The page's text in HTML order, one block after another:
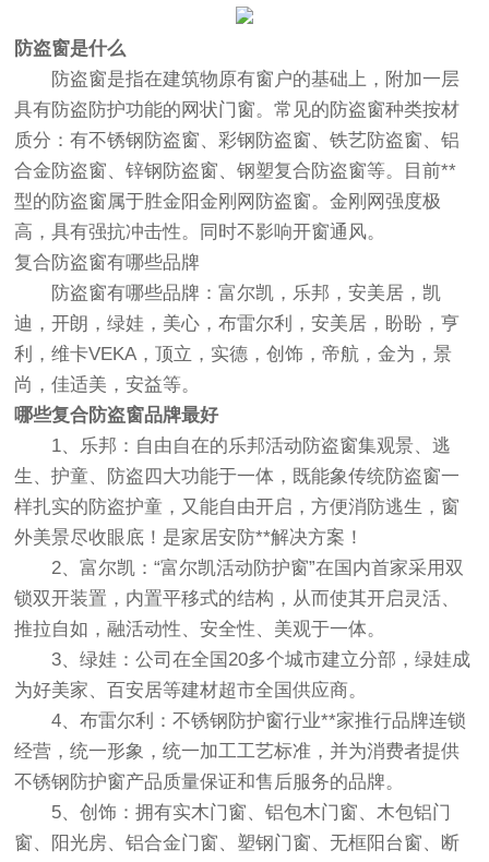
防盗窗是什么
防盗窗是指在建筑物原有窗户的基础上，附加一层
具有防盗防护功能的网状门窗。常见的防盗窗种类按材
质分：有不锈钢防盗窗、彩钢防盗窗、铁艺防盗窗、铝
合金防盗窗、锌钢防盗窗、钢塑复合防盗窗等。目前**
型的防盗窗属于胜金阳金刚网防盗窗。金刚网强度极
高，具有强抗冲击性。同时不影响开窗通风。
复合防盗窗有哪些品牌
防盗窗有哪些品牌：富尔凯，乐邦，安美居，凯
迪，开朗，绿娃，美心，布雷尔利，安美居，盼盼，亨
利，维卡VEKA，顶立，实德，创饰，帝航，金为，景
尚，佳适美，安益等。
哪些复合防盗窗品牌最好
1、乐邦：自由自在的乐邦活动防盗窗集观景、逃
生、护童、防盗四大功能于一体，既能象传统防盗窗一
样扎实的防盗护童，又能自由开启，方便消防逃生，窗
外美景尽收眼底！是家居安防**解决方案！
2、富尔凯：“富尔凯活动防护窗”在国内首家采用双
锁双开装置，内置平移式的结构，从而使其开启灵活、
推拉自如，融活动性、安全性、美观于一体。
3、绿娃：公司在全国20多个城市建立分部，绿娃成
为好美家、百安居等建材超市全国供应商。
4、布雷尔利：不锈钢防护窗行业**家推行品牌连锁
经营，统一形象，统一加工工艺标准，并为消费者提供
不锈钢防护窗产品质量保证和售后服务的品牌。
5、创饰：拥有实木门窗、铝包木门窗、木包铝门
窗、阳光房、铝合金门窗、塑钢门窗、无框阳台窗、断